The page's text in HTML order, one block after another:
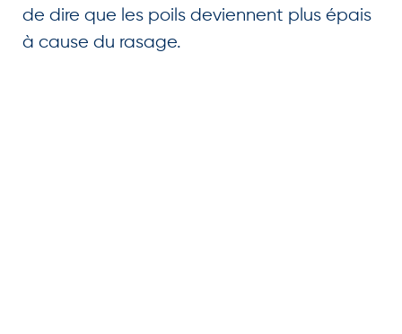
de dire que les poils deviennent plus épais
à cause du rasage.